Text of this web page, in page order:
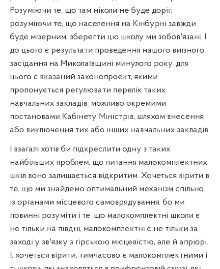
Розуміючи те, що там ніколи не буде доріг,
розуміючи те, що населення на Кінбурні завжди
буде мізерним, зберегти цю школу ми зобов'язані. І
до цього є результати проведення нашого виїзного
засідання на Миколаївщині минулого року, для
цього є вказаний законопроект, якими
пропонується регулювати перелік таких
навчальних закладів, можливо окремими
постановами Кабінету Міністрів, шляхом внесення
або виключення тих або інших навчальних закладів.
І взагалі хотів би підкреслити одну з таких
найбільших проблем, що питання малокомплектних
шкіл воно залишається відкритим. Хочеться вірити в
те, що ми знайдемо оптимальний механізм спільно
із органами місцевого самоврядування, бо ми
повинні розуміти і те, що малокомплектні школи є
не тільки на півдні, малокомплектні є не тільки за
заході у зв'язку з гірською місцевістю, але й апріорі.
І, хочеться вірити, тимчасово є малокомплектними і